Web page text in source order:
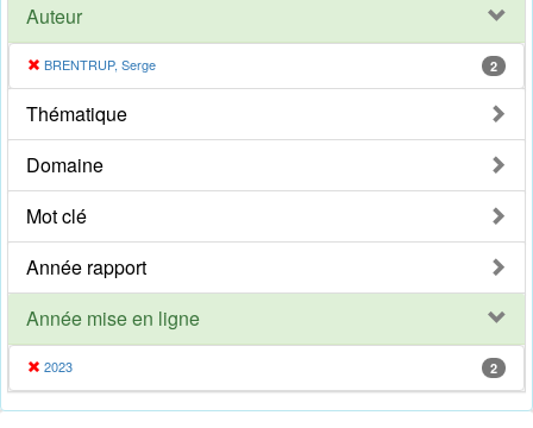
Auteur
BRENTRUP, Serge 2
Thématique
Domaine
Mot clé
Année rapport
Année mise en ligne
2023 2